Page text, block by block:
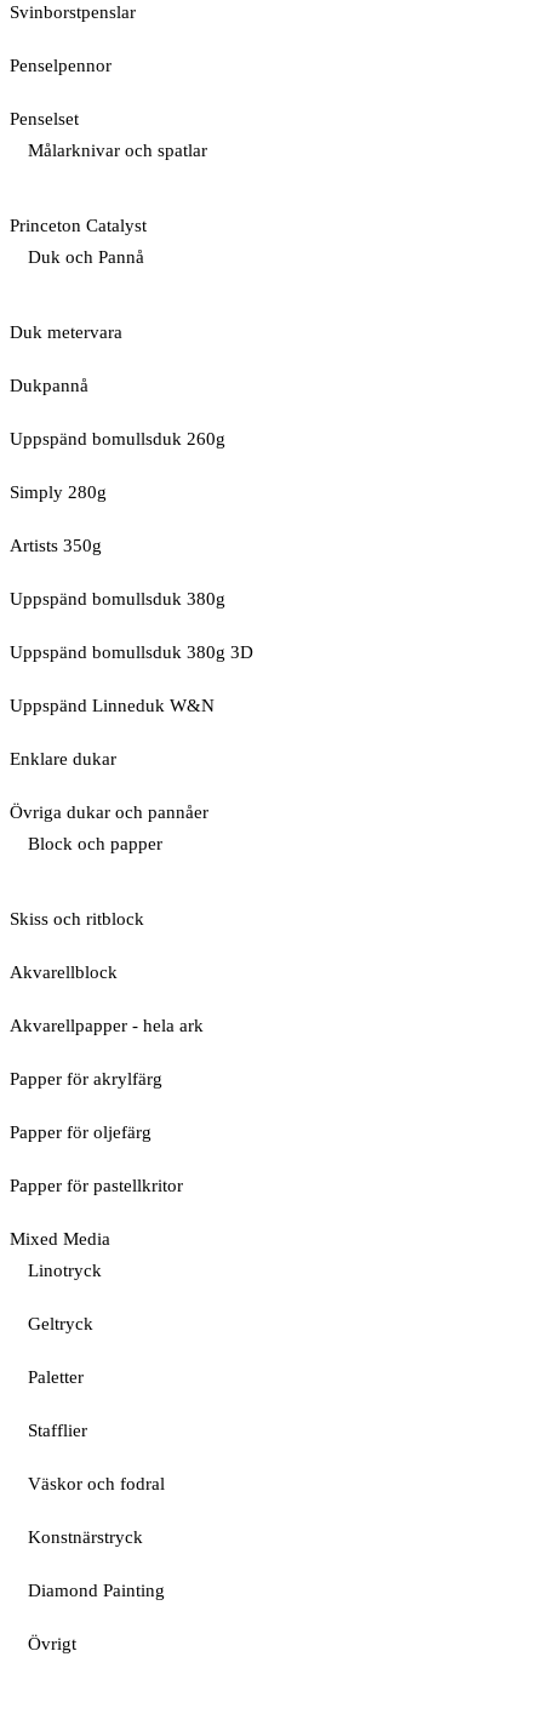
Svinborstpenslar
Penselpennor
Penselset
Målarknivar och spatlar
Princeton Catalyst
Duk och Pannå
Duk metervara
Dukpannå
Uppspänd bomullsduk 260g
Simply 280g
Artists 350g
Uppspänd bomullsduk 380g
Uppspänd bomullsduk 380g 3D
Uppspänd Linneduk W&N
Enklare dukar
Övriga dukar och pannåer
Block och papper
Skiss och ritblock
Akvarellblock
Akvarellpapper - hela ark
Papper för akrylfärg
Papper för oljefärg
Papper för pastellkritor
Mixed Media
Linotryck
Geltryck
Paletter
Stafflier
Väskor och fodral
Konstnärstryck
Diamond Painting
Övrigt